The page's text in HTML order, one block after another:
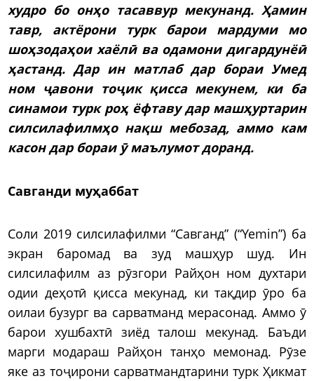
худро бо онҳо тасаввур мекунанд. Ҳамин
тавр, актёрони турк барои мардуми мо
шоҳзодаҳои хаёлӣ ва одамони дигардунёӣ
ҳастанд. Дар ин матлаб дар бораи Умед
ном ҷавони тоҷик қисса мекунем, ки ба
синамои турк роҳ ёфтаву дар машҳуртарин
силсилафилмҳо нақш мебозад, аммо кам
касон дар бораи ӯ маълумот доранд.
Савганди муҳаббат
Соли 2019 силсилафилми “Савганд” (“Yemin”) ба
экран баромад ва зуд машҳур шуд. Ин
силсилафилм аз рӯзгори Райҳон ном духтари
одии деҳотӣ қисса мекунад, ки тақдир ӯро ба
оилаи бузург ва сарватманд мерасонад. Аммо ӯ
барои хушбахтӣ зиёд талош мекунад. Баъди
марги модараш Райҳон танҳо мемонад. Рӯзе
яке аз тоҷирони сарватмандтарини турк Ҳикмат